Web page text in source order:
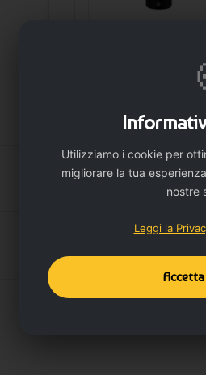
Dettagli del
Utilizziamo i cookie per
migliorare la tua
nostre
Leggi la